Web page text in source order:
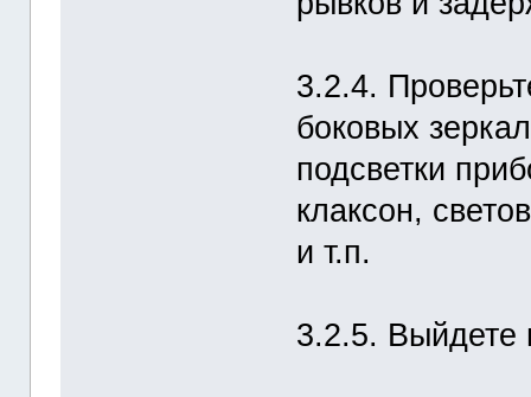
3.2.4.
боковых
подсветки
клаксон,
и т.п.
3.2.5. Выйдете